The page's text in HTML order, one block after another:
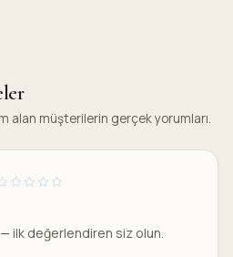
alan müşterilerin gerçek yorumları.
ilk değerlendiren siz olun.